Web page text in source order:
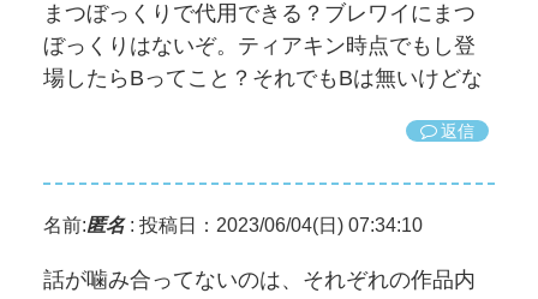
まつぼっくりで代用できる？ブレワイにまつ
ぼっくりはないぞ。ティアキン時点でもし登
場したらBってこと？それでもBは無いけどな
返信
名前:匿名: 投稿日：2023/06/04(日) 07:34:10
話が噛み合ってないのは、それぞれの作品内